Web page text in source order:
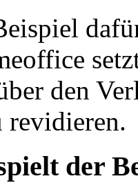
den
revidieren.
der